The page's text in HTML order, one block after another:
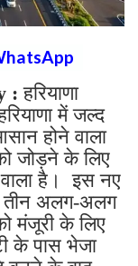
:हरियाणा
में जल्द
होने वाला
जोड़ने के लिए
वाला है। इस नए
तीन अलग-अलग
मंजूरी के लिए
के पास भेजा